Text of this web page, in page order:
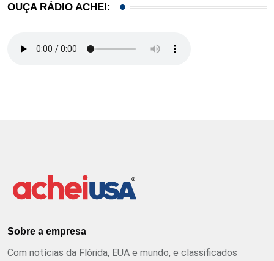
OUÇA RÁDIO ACHEI:
Sobre a empresa
Com notícias da Flórida, EUA e mundo, e classificados